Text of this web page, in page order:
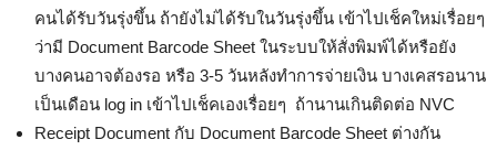
คนได้รับวันรุ่งขึ้น ถ้ายังไม่ได้รับในวันรุ่งขึ้น เข้าไปเช็คใหม่เรื่อยๆ
ว่ามี Document Barcode Sheet ในระบบให้สั่งพิมพ์ได้หรือยัง
บางคนอาจต้องรอ หรือ 3-5 วันหลังทำการจ่ายเงิน บางเคสรอนาน
เป็นเดือน log in เข้าไปเช็คเองเรื่อยๆ ถ้านานเกินติดต่อ NVC
Receipt Document กับ Document Barcode Sheet ต่างกัน